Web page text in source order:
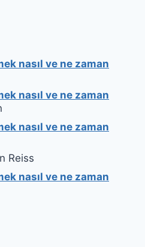
nasıl ve ne zaman
nasıl ve ne zaman
nasıl ve ne zaman
Reiss
nasıl ve ne zaman